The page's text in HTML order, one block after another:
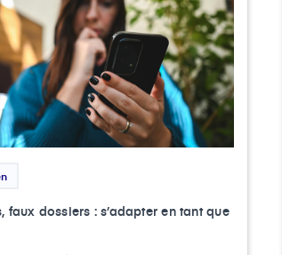
faux dossiers : s’adapter en tant que